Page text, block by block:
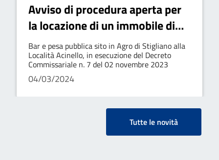
Avviso di procedura aperta per
la locazione di un immobile di
proprietà della Comunità
Montana “Collina Materana” da
destinare ad attività
Bar e pesa pubblica sito in Agro di Stigliano alla
Località Acinello, in esecuzione del Decreto
Commissariale n. 7 del 02 novembre 2023
04/03/2024
Tutte le novità